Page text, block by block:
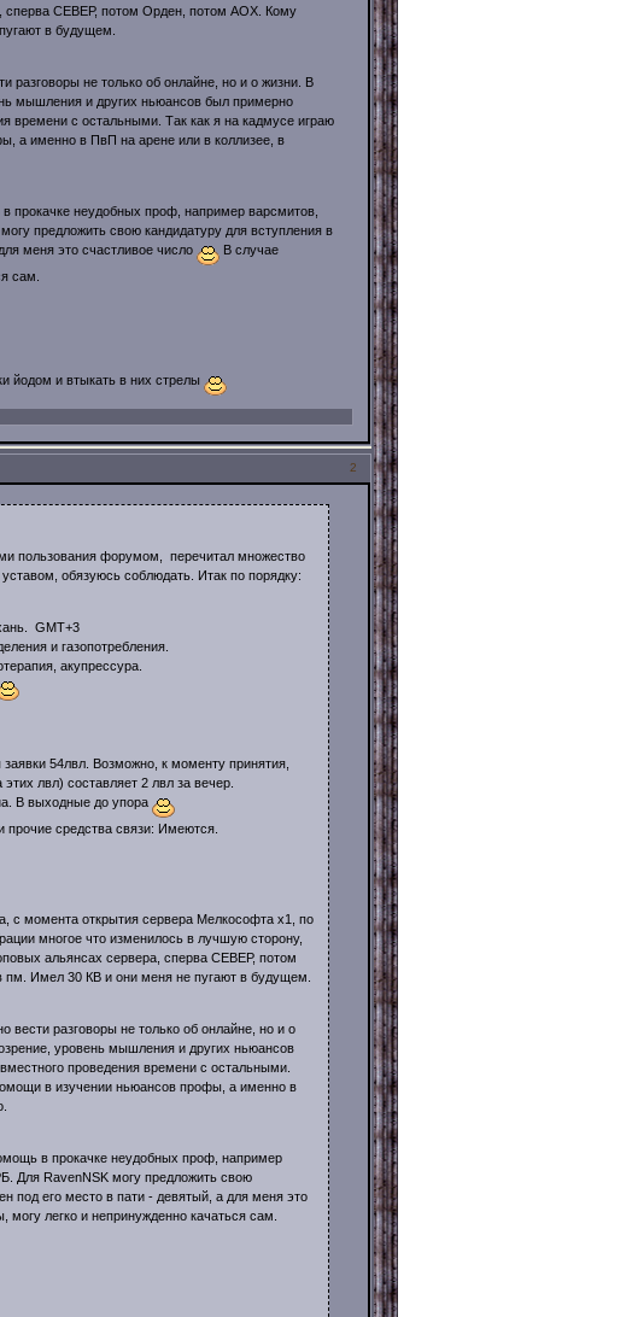
сперва СЕВЕР, потом Орден, потом АОХ. Кому
в будущем.
разговоры не только об онлайне, но и о жизни. В
мышления и других ньюансов был примерно
времени с остальными. Так как я на кадмусе играю
а именно в ПвП на арене или в коллизее, в
прокачке неудобных проф, например варсмитов,
предложить свою кандидатуру для вступления в
меня это счастливое число
В случае
сам.
йодом и втыкать в них стрелы
2
пользования форумом, перечитал множество
обязуюсь соблюдать. Итак по порядку:
GMT+3
и газопотребления.
акупрессура.
54лвл. Возможно, к моменту принятия,
лвл) составляет 2 лвл за вечер.
В выходные до упора
прочие средства связи: Имеются.
с момента открытия сервера Мелкософта х1, по
многое что изменилось в лучшую сторону,
альянсах сервера, сперва СЕВЕР, потом
Имел 30 КВ и они меня не пугают в будущем.
разговоры не только об онлайне, но и о
уровень мышления и других ньюансов
проведения времени с остальными.
в изучении ньюансов профы, а именно в
в прокачке неудобных проф, например
Для RavenNSK могу предложить свою
под его место в пати - девятый, а для меня это
легко и непринужденно качаться сам.